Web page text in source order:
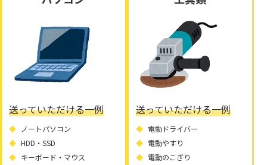
送っていただける一例
ノートパソコン
HDD・SSD
キーボード・マウス
送っていただける一例
電動ドライバー
電動やすり
電動のこぎり